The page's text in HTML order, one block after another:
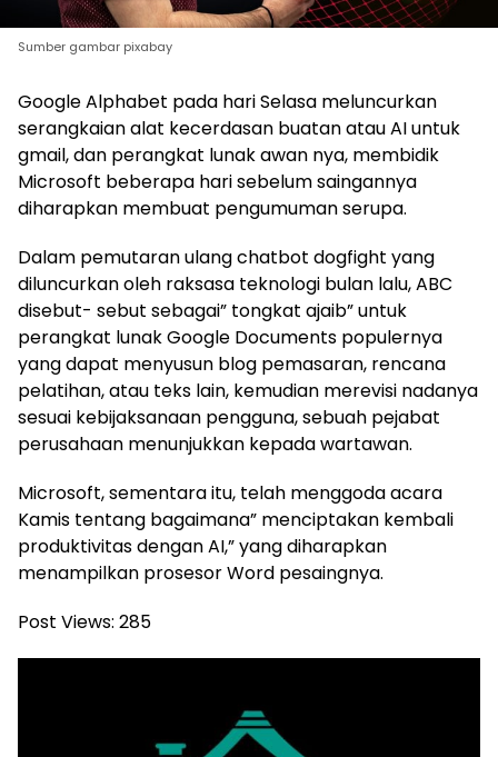
Sumber gambar pixabay
Google Alphabet pada hari Selasa meluncurkan
serangkaian alat kecerdasan buatan atau AI untuk
gmail, dan perangkat lunak awan nya, membidik
Microsoft beberapa hari sebelum saingannya
diharapkan membuat pengumuman serupa.
Dalam pemutaran ulang chatbot dogfight yang
diluncurkan oleh raksasa teknologi bulan lalu, ABC
disebut- sebut sebagai” tongkat ajaib” untuk
perangkat lunak Google Documents populernya
yang dapat menyusun blog pemasaran, rencana
pelatihan, atau teks lain, kemudian merevisi nadanya
sesuai kebijaksanaan pengguna, sebuah pejabat
perusahaan menunjukkan kepada wartawan.
Microsoft, sementara itu, telah menggoda acara
Kamis tentang bagaimana” menciptakan kembali
produktivitas dengan AI,” yang diharapkan
menampilkan prosesor Word pesaingnya.
Post Views: 285